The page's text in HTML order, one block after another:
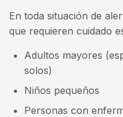
En toda situación de
que requieren cuidado
Adultos mayores
solos)
Niños pequeños
Personas con